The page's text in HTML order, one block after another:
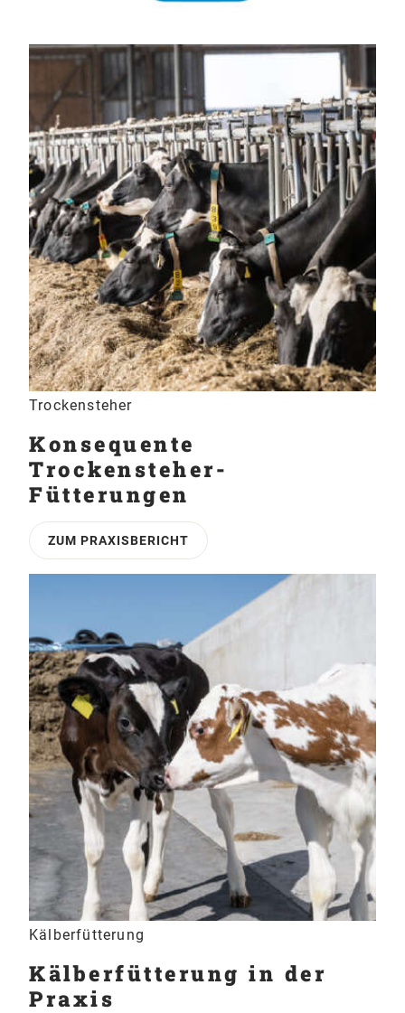
Trockensteher
Konsequente
Trockensteher-
Fütterungen
ZUM PRAXISBERICHT
Kälberfütterung
Kälberfütterung in der
Praxis